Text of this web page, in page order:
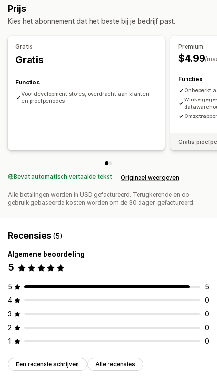
Meldingen en rapporten
Historische rapporten Gegevensimport en -export
Geplande synchronisatie
Prijs
Kies het abonnement dat het beste bij je bedrijf past.
Gratis
Gratis
Functies
Voor development stores, overdracht aan klanten
en proefperiodes
Premium
$4.99/
Functies
Onbeperkt
Gratis
Bevat automatisch vertaalde tekst Origineel weergeven
Alle betalingen worden in USD gefactureerd. Terugkerende en op
gebruik gebaseerde kosten worden om de 30 dagen gefactureerd.
Recensies (5)
Algemene beoordeling
5
5
5
4
0
3
0
2
0
1
0
Een recensie schrijven Alle recensies